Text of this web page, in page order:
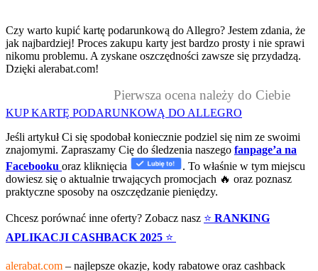
Czy warto kupić kartę podarunkową do Allegro? Jestem zdania, że
jak najbardziej! Proces zakupu karty jest bardzo prosty i nie sprawi
nikomu problemu. A zyskane oszczędności zawsze się przydadzą.
Dzięki alerabat.com!
Pierwsza ocena należy do Ciebie
KUP KARTĘ PODARUNKOWĄ DO ALLEGRO
Jeśli artykuł Ci się spodobał koniecznie podziel się nim ze swoimi
znajomymi. Zapraszamy Cię do śledzenia naszego fanpage’a na
Facebooku oraz kliknięcia
. To właśnie w tym miejscu
dowiesz się o aktualnie trwających promocjach 🔥 oraz poznasz
praktyczne sposoby na oszczędzanie pieniędzy.
Chcesz porównać inne oferty? Zobacz nasz ⭐ RANKING
APLIKACJI CASHBACK 2025 ⭐
alerabat.com – najlepsze okazje, kody rabatowe oraz cashback